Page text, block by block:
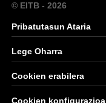
© EITB - 2026
Pribatutasun Ataria
Lege Oharra
Cookien erabilera
Cookien konfigurazioa